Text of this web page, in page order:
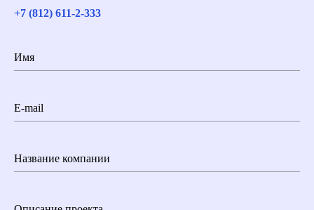
+7 (812) 611-2-333
Имя
E-mail
Название компании